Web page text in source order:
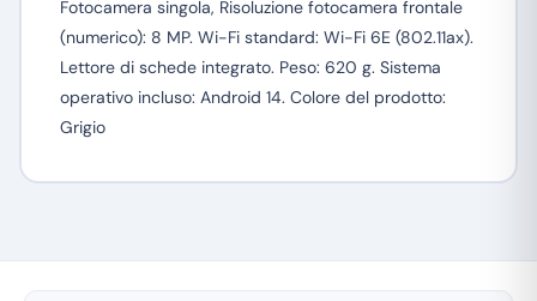
Fotocamera singola, Risoluzione fotocamera frontale
(numerico): 8 MP. Wi-Fi standard: Wi-Fi 6E (802.11ax).
Lettore di schede integrato. Peso: 620 g. Sistema
operativo incluso: Android 14. Colore del prodotto:
Grigio